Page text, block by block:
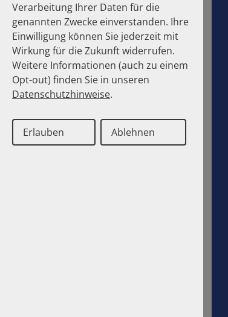
Verarbeitung Ihrer Daten für die
genannten Zwecke einverstanden. Ihre
Einwilligung können Sie jederzeit mit
Wirkung für die Zukunft widerrufen.
Weitere Informationen (auch zu einem
Opt-out) finden Sie in unseren
Datenschutzhinweise.
Erlauben Ablehnen